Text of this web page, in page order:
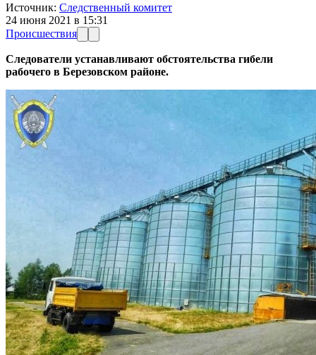
Источник: Следственный комитет
24 июня 2021 в 15:31
Происшествия
Следователи устанавливают обстоятельства гибели
рабочего в Березовском районе.